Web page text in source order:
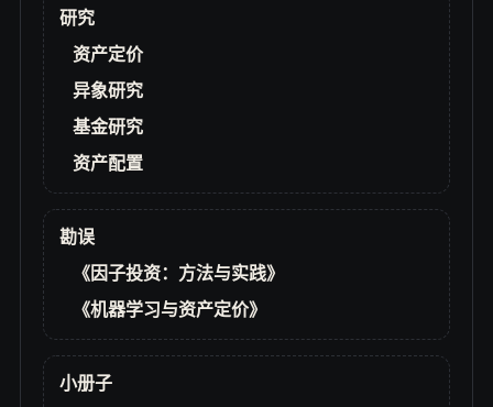
研究
资产定价
异象研究
基金研究
资产配置
勘误
《因子投资：方法与实践》
《机器学习与资产定价》
小册子